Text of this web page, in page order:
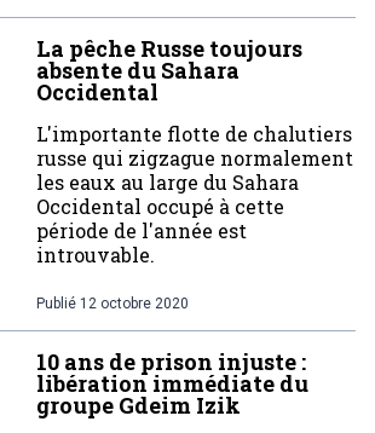
La pêche Russe toujours
absente du Sahara
Occidental
L'importante flotte de chalutiers
russe qui zigzague normalement
les eaux au large du Sahara
Occidental occupé à cette
période de l'année est
introuvable.
Publié 12 octobre 2020
10 ans de prison injuste :
libération immédiate du
groupe Gdeim Izik